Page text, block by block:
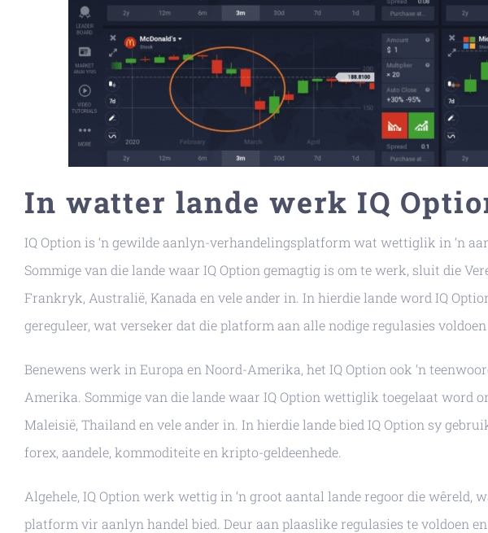
In watter lande werk IQ
IQ Option is ‘n gewilde aanlyn-verhandelingsplatform wat wettiglik in ‘n
Sommige van die lande waar IQ Option gemagtig is om te werk, sluit die
Frankryk, Australië, Kanada en vele ander in. In hierdie lande word IQ
gereguleer, wat verseker dat die platform aan alle nodige regulasies
Benewens werk in Europa en Noord-Amerika, het IQ Option ook ‘n
Amerika. Sommige van die lande waar IQ Option wettiglik toegelaat word
Maleisië, Thailand en vele ander in. In hierdie lande bied IQ Option sy
forex, aandele, kommoditeite en kripto-geldeenhede.
Algehele, IQ Option werk wettig in ‘n groot aantal lande regoor die wêreld,
platform vir aanlyn handel bied. Deur aan plaaslike regulasies te voldoen